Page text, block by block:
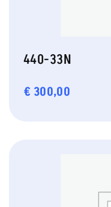
440-33N
€ 300,00